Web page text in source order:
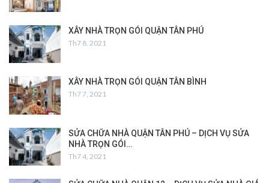
XÂY NHÀ TRỌN GÓI QUẬN TÂN PHÚ
Th7 8, 2021
XÂY NHÀ TRỌN GÓI QUẬN TÂN BÌNH
Th7 7, 2021
SỬA CHỮA NHÀ QUẬN TÂN PHÚ – DỊCH VỤ SỬA
NHÀ TRỌN GÓI…
Th7 4, 2021